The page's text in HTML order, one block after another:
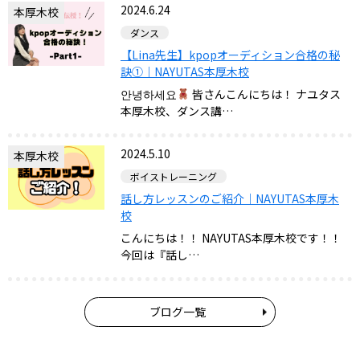
本厚木校 2024.6.24
ダンス
【Lina先生】kpopオーディション合格の秘
訣①｜NAYUTAS本厚木校
안녕하세요
皆さんこんにちは！ ナユタス
本厚木校、ダンス講…
本厚木校 2024.5.10
ボイストレーニング
話し方レッスンのご紹介｜NAYUTAS本厚木
校
こんにちは！！ NAYUTAS本厚木校です！！
今回は『話し…
ブログ一覧